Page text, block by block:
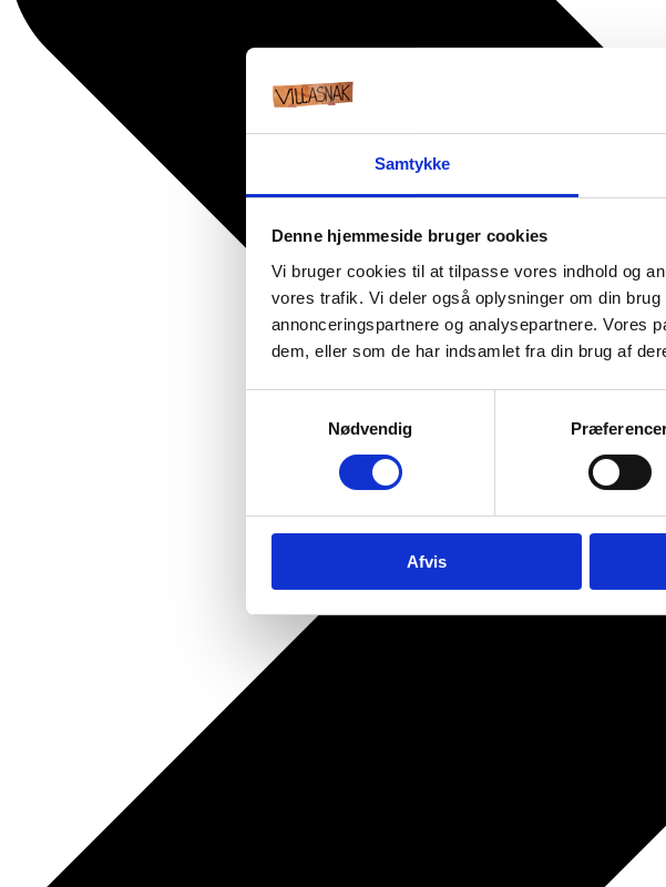
Samtykke
Denne hjemmeside bruger cookies
Vi bruger cookies til at tilpasse vores indhold og
vores trafik. Vi deler også oplysninger om din
annonceringspartnere og analysepartnere. Vores
dem, eller som de har indsamlet fra din brug af
Nødvendig
Afvis